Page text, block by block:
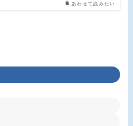
あわせて読みたい